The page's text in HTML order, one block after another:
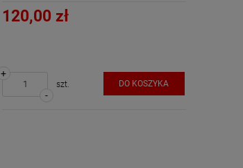
120,00 zł
-
+
szt. DO KOSZYKA